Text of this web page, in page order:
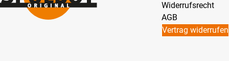
Widerrufsrecht
AGB
Vertrag widerrufen